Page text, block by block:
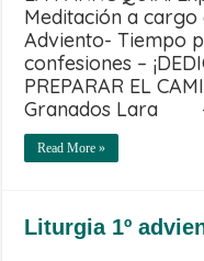
Meditación a
Adviento- Tiempo
confesiones –
PREPARAR EL
Granados Lara
Read More »
Liturgia 1º